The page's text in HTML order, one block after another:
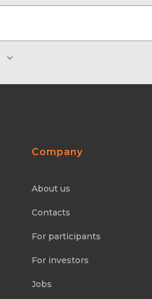
Company
About us
Contacts
For participants
For investors
Jobs